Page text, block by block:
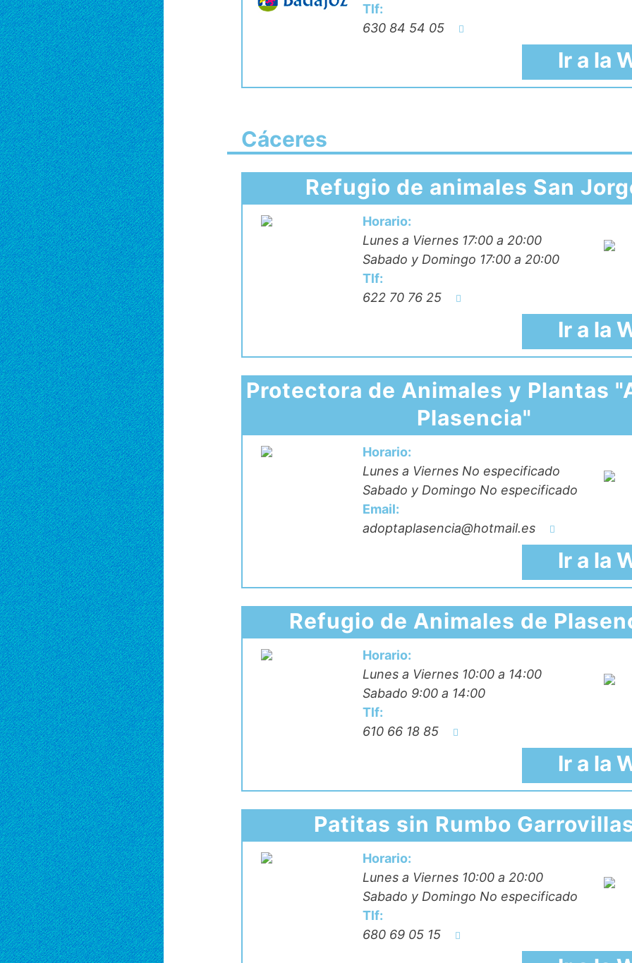
Tlf:
630 84 54 05
Ir a la
Cáceres
Refugio de animales San
Horario:
Lunes a Viernes 17:00 a 20:00
Sabado y Domingo 17:00 a 20:00
Tlf:
622 70 76 25
Ir a la
Protectora de Animales y Plantas
Plasencia"
Horario:
Lunes a Viernes No especificado
Sabado y Domingo No especificado
Email:
adoptaplasencia@hotmail.es
Ir a la
Refugio de Animales de
Horario:
Lunes a Viernes 10:00 a 14:00
Sabado 9:00 a 14:00
Tlf:
610 66 18 85
Ir a la
Patitas sin Rumbo
Horario:
Lunes a Viernes 10:00 a 20:00
Sabado y Domingo No especificado
Tlf:
680 69 05 15